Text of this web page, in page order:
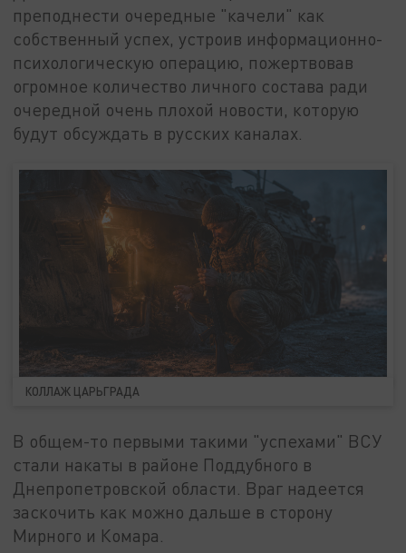
преподнести очередные "качели" как
собственный успех, устроив информационно-
психологическую операцию, пожертвовав
огромное количество личного состава ради
очередной очень плохой новости, которую
будут обсуждать в русских каналах.
КОЛЛАЖ ЦАРЬГРАДА
В общем-то первыми такими "успехами" ВСУ
стали накаты в районе Поддубного в
Днепропетровской области. Враг надеется
заскочить как можно дальше в сторону
Мирного и Комара.